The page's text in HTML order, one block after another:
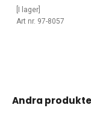
[I lager]
Art nr. 97-8057
Andra